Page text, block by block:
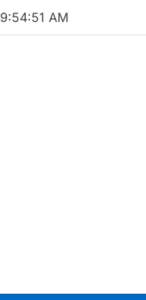
9:54:53 AM